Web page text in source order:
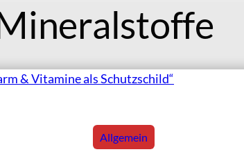
Allgemein